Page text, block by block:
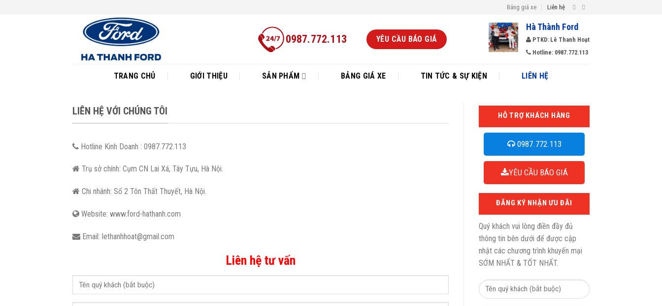
Bảng giá xe Liên hệ
0987.772.113 YÊU CẦU BÁO GIÁ
Hà Thành Ford
PTKD: Lê Thanh Hoạt
Hotline: 0987.772.113
TRANG CHỦ GIỚI THIỆU SẢN PHẨM BẢNG GIÁ XE TIN TỨC & SỰ KIỆN LIÊN HỆ
LIÊN HỆ VỚI CHÚNG TÔI
Hotline Kinh Doanh : 0987.772.113
Trụ sở chính: Cụm CN Lai Xá, Tây Tựu, Hà Nội.
Chi nhánh: Số 2 Tôn Thất Thuyết, Hà Nội.
Website: www.ford-hathanh.com
Email: lethanhhoat@gmail.com
Liên hệ tư vấn
HỖ TRỢ KHÁCH HÀNG
0987.772.113
YÊU CẦU BÁO GIÁ
ĐĂNG KÝ NHẬN ƯU ĐÃI
Quý khách vui lòng điền đầy đủ
thông tin bên dưới để được cập
nhật các chương trình khuyến mại
SỚM NHẤT & TỐT NHẤT.